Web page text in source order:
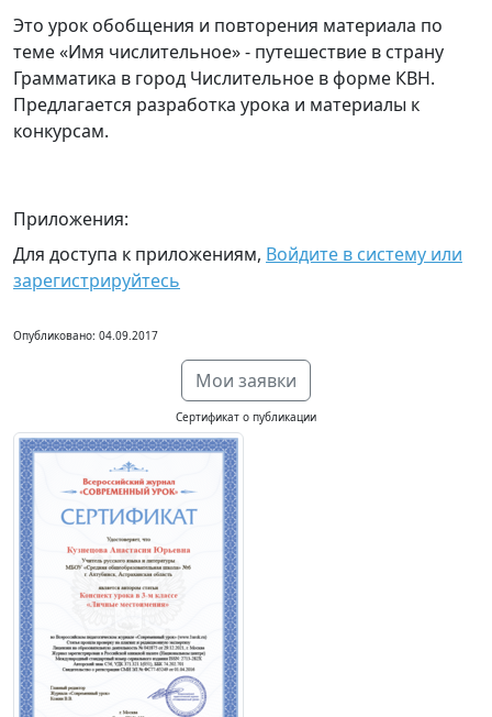
Это урок обобщения и повторения материала по
теме «Имя числительное» - путешествие в страну
Грамматика в город Числительное в форме КВН.
Предлагается разработка урока и материалы к
конкурсам.
Приложения:
Для доступа к приложениям, Войдите в систему или
зарегистрируйтесь
Опубликовано: 04.09.2017
Мои заявки
Сертификат о публикации